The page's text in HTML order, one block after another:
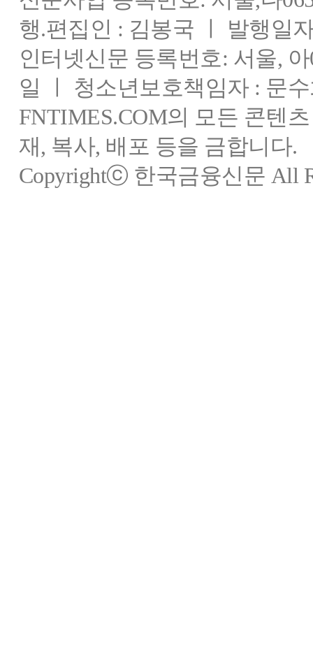
행.편집인 : 김봉국 ㅣ 발행일
인터넷신문 등록번호: 서울,
일 ㅣ 청소년보호책임자 : 문
FNTIMES.COM의 모든 콘텐
재, 복사, 배포 등을 금합니다.
Copyrightⓒ 한국금융신문 All